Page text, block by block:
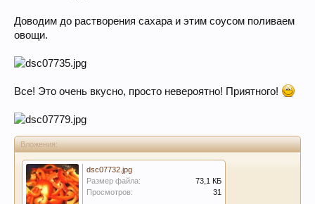
Доводим до растворения сахара и этим соусом поливаем
овощи.
Все! Это очень вкусно, просто невероятно! Приятного!
Вложения:
dsc07732.jpg
Размер файла:
73,1 КБ
Просмотров:
31